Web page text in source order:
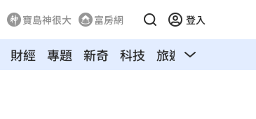
寶島神很大 富房網 登入
財經 專題 新奇 科技 旅遊 汽車